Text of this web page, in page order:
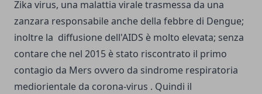
Zika virus, una malattia virale trasmessa da una
zanzara responsabile anche della febbre di Dengue;
inoltre la diffusione dell'AIDS è molto elevata; senza
contare che nel 2015 è stato riscontrato il primo
contagio da Mers ovvero da sindrome respiratoria
mediorientale da corona-virus . Quindi il